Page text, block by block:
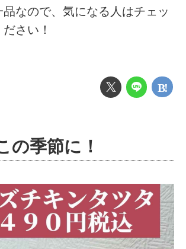
なので、気になる人はチェッ
さい！
の季節に！